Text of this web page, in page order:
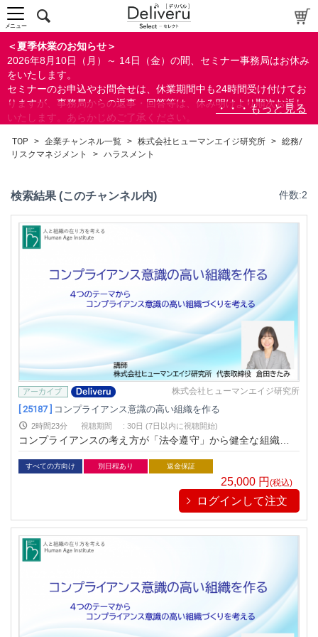
総務/リスクマネジメント
コンプライアンス
ハラスメント
ビジネススキル
リベラル/アーツ(教養)
すべて
閉じる
＜夏季休業のお知らせ＞
2026年8月10日（月）～ 14日（金）の間、セミナー事務局はお休み
をいたします。
セミナーのお申込やお問合せは、休業期間中も24時間受け付けてお
りますが、事務局からの返事・回答等は、休み明けより順次お返し
いたします。あらかじめご了承ください。
ができます。
メニュー
TOP > 企業チャンネル一覧 > 株式会社ヒューマンエイジ研究所 > 総務/
リスクマネジメント
> ハラスメント
検索結果 (このチャンネル内) 件数:2
株式会社ヒューマンエイジ研究所
[ 25187 ] コンプライアンス意識の高い組織を作る
2時間23分 視聴期間 : 30日 (7日以内に視聴開始)
コンプライアンスの考え方が「法令遵守」から健全な組織運営
によって社会やお客様の期待に応える活動へと考え方が変化し
てきている今。従業員一人ひとりがコンプライアンス意識を高
すべての方向け 別日程あり 返金保証
25,000 円 (税込)
ログインして注文